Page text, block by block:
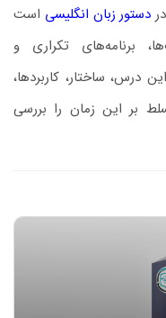
دستور زبان انگلیسی است
برنامه‌های تکراری و
درس، ساختار، کاربردها،
بر این زمان را بررسی